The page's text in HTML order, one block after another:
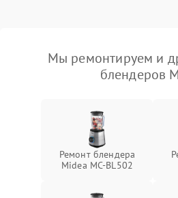
Мы ремонтируем и
блендеров
Ремонт блендера
Midea MC-BL502